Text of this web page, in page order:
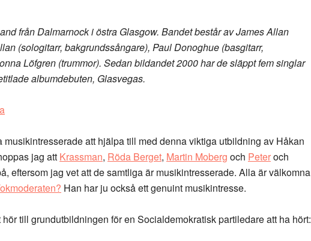
från Dalmarnock i östra Glasgow. Bandet består av James Allan
(sologitarr, bakgrundssångare), Paul Donoghue (basgitarr,
Löfgren (trummor). Sedan bildandet 2000 har de släppt fem singlar
albumdebuten, Glasvegas.
musikintresserade att hjälpa till med denna viktiga utbildning av Håkan
jag att Krassman, Röda Berget, Martin Moberg och Peteroch
eftersom jag vet att de samtliga är musikintresserade. Alla är välkomna
Han har ju också ett genuint musikintresse.
till grundutbildningen för en Socialdemokratisk partiledare att ha hört: